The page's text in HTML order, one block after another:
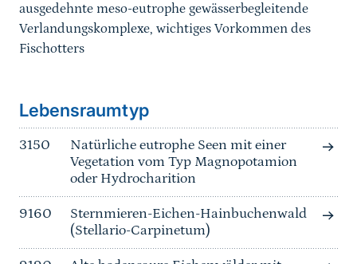
ausgedehnte meso-eutrophe gewässerbegleitende
Verlandungskomplexe, wichtiges Vorkommen des
Fischotters
Lebensraumtyp
3150
Natürliche eutrophe Seen mit einer
Vegetation vom Typ Magnopotamion
oder Hydrocharition
9160
Sternmieren-Eichen-Hainbuchenwald
(Stellario-Carpinetum)